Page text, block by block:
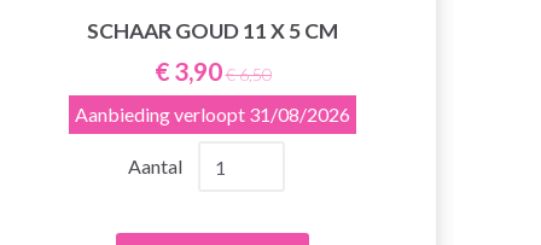
SCHAAR GOUD 11 X 5 CM
€ 3,90€ 6,50
Aanbieding verloopt 31/08/2026
Aantal